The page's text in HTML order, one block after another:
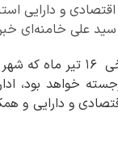
و دارایی
علی خامنه‌ای
نیره مظهر ضمن تسلیت شهادت قائد بزرگ
خواهد بود،
و دارایی و